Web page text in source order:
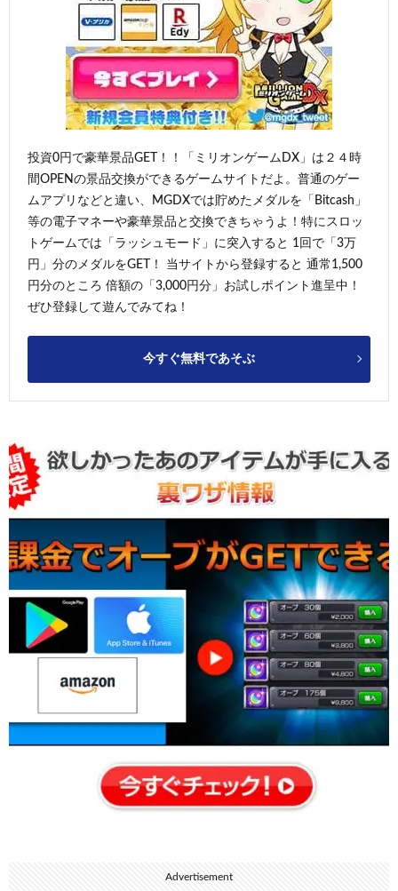
投資0円で豪華景品GET！！「ミリオンゲームDX」は２４時
間OPENの景品交換ができるゲームサイトだよ。普通のゲー
ムアプリなどと違い、MGDXでは貯めたメダルを「Bitcash」
等の電子マネーや豪華景品と交換できちゃうよ！特にスロッ
トゲームでは「ラッシュモード」に突入すると 1回で「3万
円」分のメダルをGET！ 当サイトから登録すると 通常1,500
円分のところ 倍額の「3,000円分」お試しポイント進呈中！
ぜひ登録して遊んでみてね！
今すぐ無料であそぶ
Advertisement